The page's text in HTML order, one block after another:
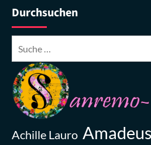
Durchsuchen
Achille Lauro Amadeus